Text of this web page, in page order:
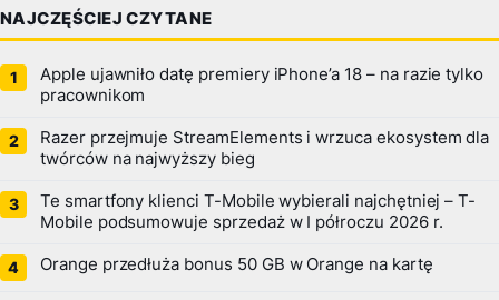
NAJCZĘŚCIEJ CZYTANE
Apple ujawniło datę premiery iPhone’a 18 – na razie tylko
pracownikom
Razer przejmuje StreamElements i wrzuca ekosystem dla
twórców na najwyższy bieg
Te smartfony klienci T-Mobile wybierali najchętniej – T-
Mobile podsumowuje sprzedaż w I półroczu 2026 r.
Orange przedłuża bonus 50 GB w Orange na kartę